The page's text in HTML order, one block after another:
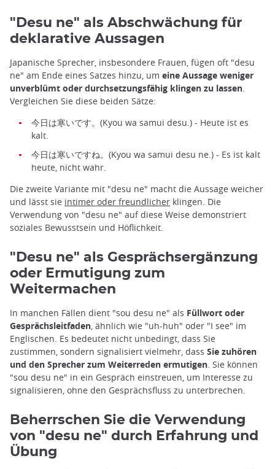
"Desu ne" als Abschwächung für
deklarative Aussagen
Japanische Sprecher, insbesondere Frauen, fügen oft "desu
ne" am Ende eines Satzes hinzu, um eine Aussage weniger
unverblümt oder durchsetzungsfähig klingen zu lassen.
Vergleichen Sie diese beiden Sätze:
今日は寒いです。(Kyou wa samui desu.) - Heute ist es
kalt.
今日は寒いですね。(Kyou wa samui desu ne.) - Es ist kalt
heute, nicht wahr.
Die zweite Variante mit "desu ne" macht die Aussage weicher
und lässt sie intimer oder freundlicher klingen. Die
Verwendung von "desu ne" auf diese Weise demonstriert
soziales Bewusstsein und Höflichkeit.
"Desu ne" als Gesprächsergänzung
oder Ermutigung zum
Weitermachen
In manchen Fällen dient "sou desu ne" als Füllwort oder
Gesprächsleitfaden, ähnlich wie "uh-huh" oder "I see" im
Englischen. Es bedeutet nicht unbedingt, dass Sie
zustimmen, sondern signalisiert vielmehr, dass Sie zuhören
und den Sprecher zum Weiterreden ermutigen. Sie können
"sou desu ne" in ein Gespräch einstreuen, um Interesse zu
signalisieren, ohne den Gesprächsfluss zu unterbrechen.
Beherrschen Sie die Verwendung
von "desu ne" durch Erfahrung und
Übung